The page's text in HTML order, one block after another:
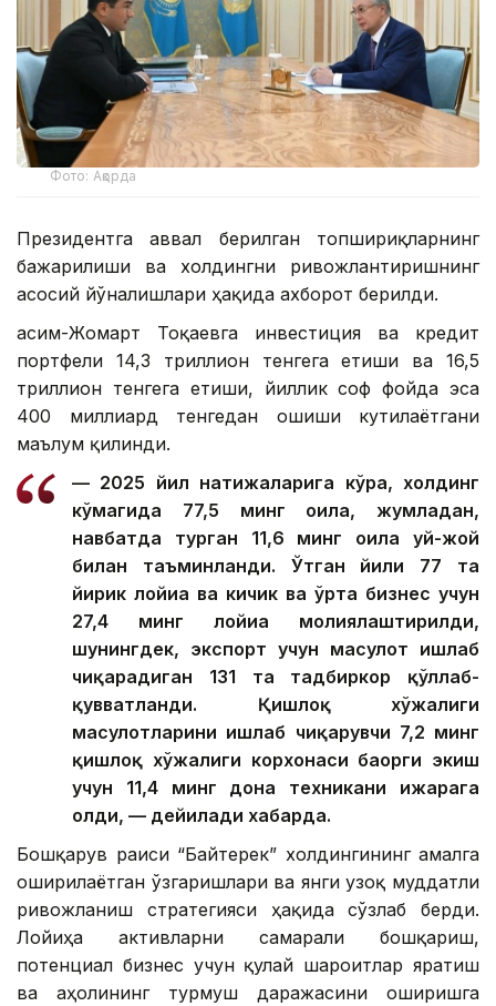
Фото: Ақорда
Президентга аввал берилган топшириқларнинг
бажарилиши ва холдингни ривожлантиришнинг
асосий йўналишлари ҳақида ахборот берилди.
Қасим-Жомарт Тоқаевга инвестиция ва кредит
портфели 14,3 триллион тенгега етиши ва 16,5
триллион тенгега етиши, йиллик соф фойда эса
400 миллиард тенгедан ошиши кутилаётгани
маълум қилинди.
— 2025 йил натижаларига кўра, холдинг
кўмагида 77,5 минг оила, жумладан,
навбатда турган 11,6 минг оила уй-жой
билан таъминланди. Ўтган йили 77 та
йирик лойиҳа ва кичик ва ўрта бизнес учун
27,4 минг лойиҳа молиялаштирилди,
шунингдек, экспорт учун маҳсулот ишлаб
чиқарадиган 131 та тадбиркор қўллаб-
қувватланди. Қишлоқ хўжалиги
маҳсулотларини ишлаб чиқарувчи 7,2 минг
қишлоқ хўжалиги корхонаси баҳорги экиш
учун 11,4 минг дона техникани ижарага
олди, — дейилади хабарда.
Бошқарув раиси “Байтерек” холдингининг амалга
оширилаётган ўзгаришлари ва янги узоқ муддатли
ривожланиш стратегияси ҳақида сўзлаб берди.
Лойиҳа активларни самарали бошқариш,
потенциал бизнес учун қулай шароитлар яратиш
ва аҳолининг турмуш даражасини оширишга